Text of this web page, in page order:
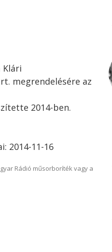
Klári
megrendelésére az
2014-ben.
2014-11-16
Rádió műsorboríték vagy a